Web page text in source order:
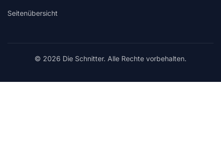
Seitenübersicht
© 2026 Die Schnitter. Alle Rechte vorbehalten.